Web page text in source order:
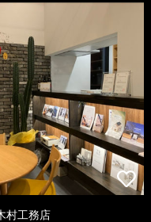
村工務店